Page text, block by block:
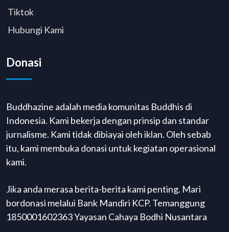
Tiktok
Hubungi Kami
Donasi
Buddhazine adalah media komunitas Buddhis di
Indonesia. Kami bekerja dengan prinsip dan standar
jurnalisme. Kami tidak dibiayai oleh iklan. Oleh sebab
itu, kami membuka donasi untuk kegiatan operasional
kami.
Jika anda merasa berita-berita kami penting. Mari
bordonasi melalui Bank Mandiri KCP. Temanggung
1850001602363 Yayasan Cahaya Bodhi Nusantara